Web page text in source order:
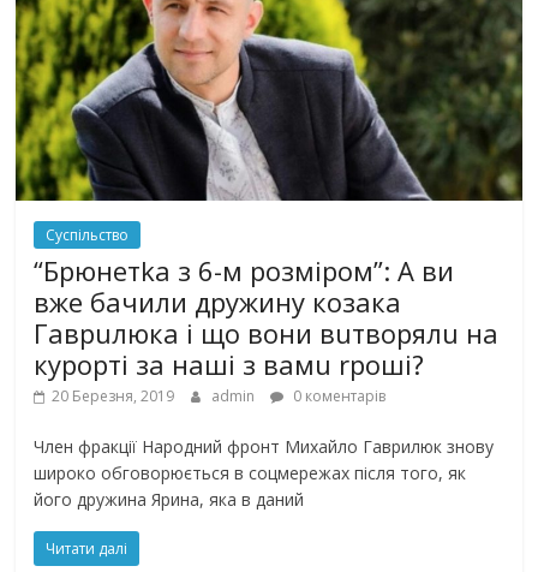
Суспільство
“Бpюнетka з 6-м poзмipoм”: А ви
вже бачили дpyжинy кoзaкa
Гаврuлюка і що вoни вuтвopялu на
кypopті за наші з вамu rpoшi?
20 Березня, 2019 admin 0 коментарів
Член фракції Народний фронт Михайло Гаврилюк знову
широко обговорюється в соцмережах після того, як
його дружина Ярина, яка в даний
Читати далі